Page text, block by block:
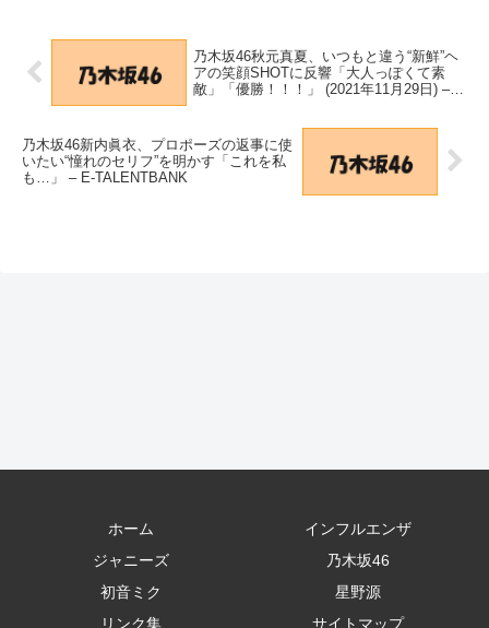
乃木坂46秋元真夏、いつもと違う“新鮮”ヘ
アの笑顔SHOTに反響「大人っぽくて素
敵」「優勝！！！」 (2021年11月29日) –
乃木坂46新内眞衣、プロポーズの返事に使
いたい“憧れのセリフ”を明かす「これを私
も…」 – E-TALENTBANK
ホーム
インフルエンザ
ジャニーズ
乃木坂46
初音ミク
星野源
リンク集
サイトマップ